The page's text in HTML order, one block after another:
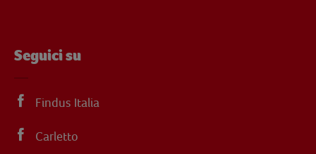
Seguici su
Findus Italia
Carletto